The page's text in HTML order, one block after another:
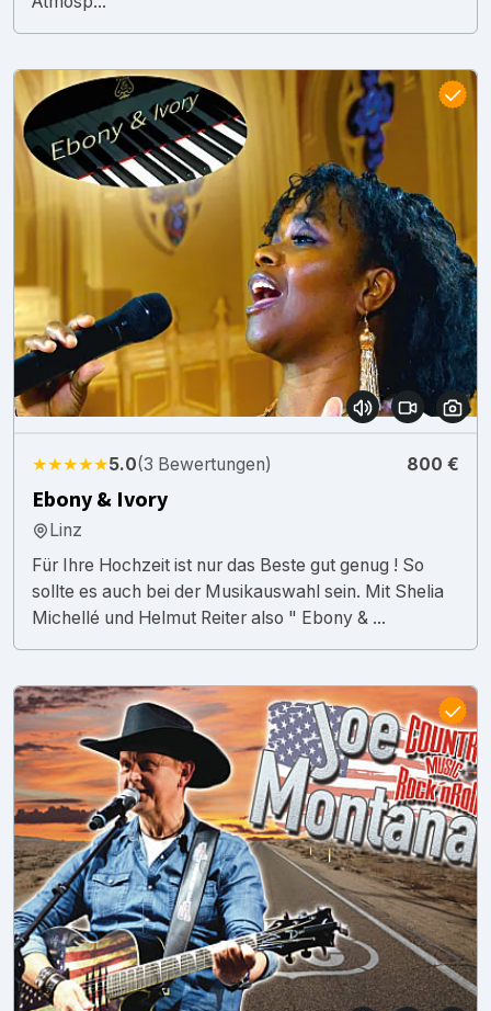
★★★★★5.0(3 Bewertungen) 800 €
Ebony & Ivory
Linz
Für Ihre Hochzeit ist nur das Beste gut genug ! So
sollte es auch bei der Musikauswahl sein. Mit Shelia
Michellé und Helmut Reiter also " Ebony & ...